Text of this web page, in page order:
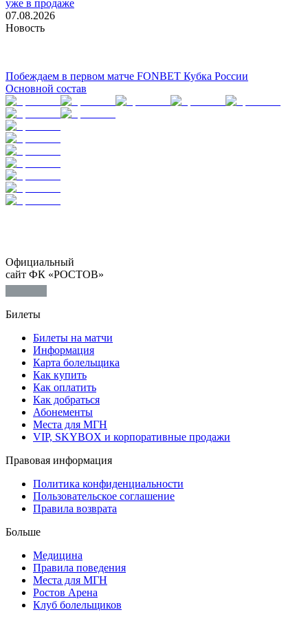
уже в продаже
07.08.2026
Новость
Побеждаем в первом матче FONBET Кубка России
Основной состав
Официальный
сайт ФК «РОСТОВ»
Билеты
Билеты на матчи
Информация
Карта болельщика
Как купить
Как оплатить
Как добраться
Абонементы
Места для МГН
VIP, SKYBOX и корпоративные продажи
Правовая информация
Политика конфиденциальности
Пользовательское соглашение
Правила возврата
Больше
Медицина
Правила поведения
Места для МГН
Ростов Арена
Клуб болельщиков